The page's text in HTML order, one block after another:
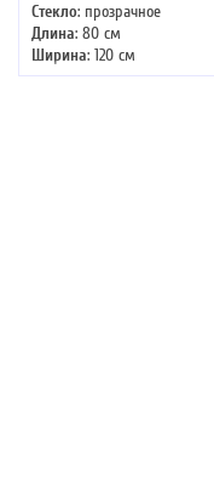
Стекло: прозрачное
Длина: 80 см
Ширина: 120 см
Высота: 222 см